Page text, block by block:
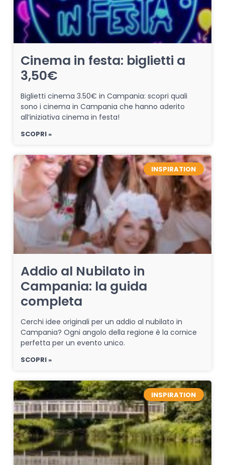
Cinema in festa: biglietti a
3,50€
Biglietti cinema 3.50€ in Campania: scopri quali
sono i cinema in Campania che hanno aderito
all’iniziativa cinema in festa!
SCOPRI »
INSPIRATION
Addio al Nubilato in
Campania: la guida
completa
Cerchi idee originali per un addio al nubilato in
Campania? Ogni angolo della regione è la cornice
perfetta per un evento unico.
SCOPRI »
INSPIRATION